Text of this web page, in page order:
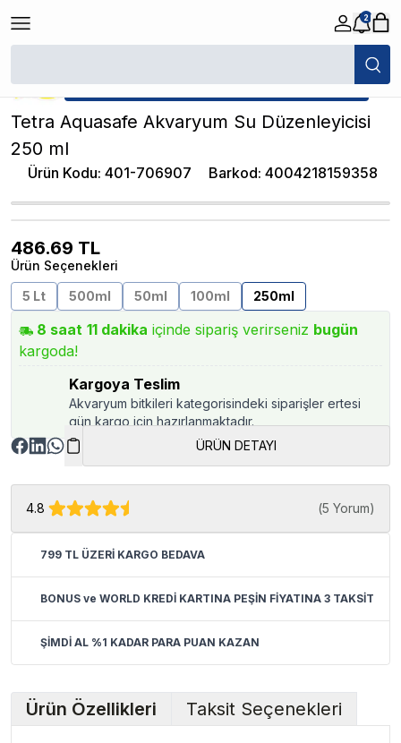
2
/ Tetra Aquasafe Akvaryum Su Düzenleyicisi 250 ml
★ Atakan Petshop, Tetra yetkili satıcısıdır.
Tetra Aquasafe Akvaryum Su Düzenleyicisi
250 ml
Ürün Kodu: 401-706907 Barkod: 4004218159358
486.69 TL
Ürün Seçenekleri
5 Lt
500ml 50ml 100ml 250ml
8 saat 11 dakika içinde sipariş verirseniz bugün
kargoda!
Kargoya Teslim
Akvaryum bitkileri kategorisindeki siparişler ertesi
gün kargo için hazırlanmaktadır.
ÜRÜN DETAYI
4.8 (5 Yorum)
799 TL ÜZERİ KARGO BEDAVA
BONUS ve WORLD KREDİ KARTINA PEŞİN FİYATINA 3 TAKSİT
ŞİMDİ AL %1 KADAR PARA PUAN KAZAN
Ürün Özellikleri Taksit Seçenekleri